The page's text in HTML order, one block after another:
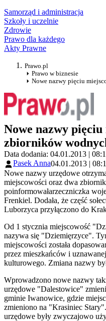
Samorząd i administracja
Szkoły i uczelnie
Zdrowie
Prawo dla każdego
Akty Prawne
Prawo.pl
Prawo w biznesie
Nowe nazwy pięciu
Nowe nazwy
zbiorników
Data dodania: 04.01.2013 |
Pasek Anna04.01.2013 |
Nowe nazwy urzędowe
miejscowości oraz dwa
poinformowałarzeczniczka
Frenkiel. Dodała, że część
Luborzyca przyłączono do
Od 1 stycznia miejscowość
nazywa się "Dziemięrzyce".
miejscowości została
przez mieszkańców i
kulturowego. Zmiana nazwy
Wprowadzono nowe nazwy
urzędowe "Dalestowice"
gminie Iwanowice, gdzie
zmieniono na "Krasiniec
urzędowe były zwyczajowo